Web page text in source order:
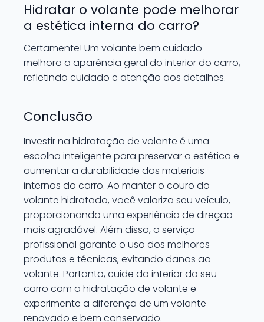
Hidratar o volante pode melhorar
a estética interna do carro?
Certamente! Um volante bem cuidado
melhora a aparência geral do interior do carro,
refletindo cuidado e atenção aos detalhes.
Conclusão
Investir na hidratação de volante é uma
escolha inteligente para preservar a estética e
aumentar a durabilidade dos materiais
internos do carro. Ao manter o couro do
volante hidratado, você valoriza seu veículo,
proporcionando uma experiência de direção
mais agradável. Além disso, o serviço
profissional garante o uso dos melhores
produtos e técnicas, evitando danos ao
volante. Portanto, cuide do interior do seu
carro com a hidratação de volante e
experimente a diferença de um volante
renovado e bem conservado.